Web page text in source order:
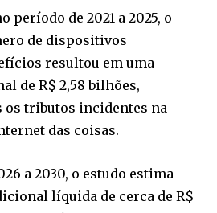
período de 2021 a 2025, o
de dispositivos
resultou em uma
de R$ 2,58 bilhões,
os tributos incidentes na
das coisas.
a 2030, o estudo estima
líquida de cerca de R$